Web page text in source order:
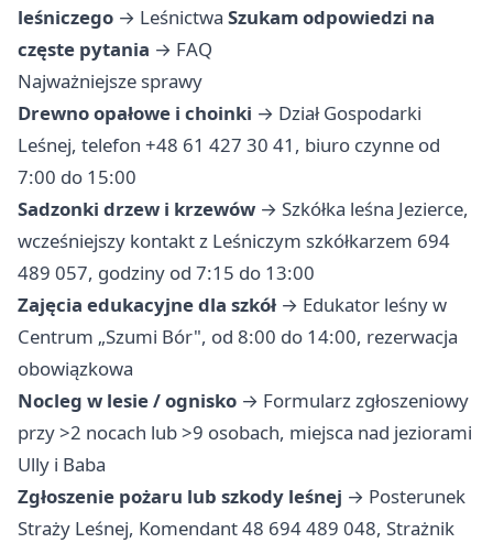
leśniczego → Leśnictwa Szukam odpowiedzi na
częste pytania → FAQ
Najważniejsze sprawy
Drewno opałowe i choinki → Dział Gospodarki
Leśnej, telefon +48 61 427 30 41, biuro czynne od
7:00 do 15:00
Sadzonki drzew i krzewów → Szkółka leśna Jezierce,
wcześniejszy kontakt z Leśniczym szkółkarzem 694
489 057, godziny od 7:15 do 13:00
Zajęcia edukacyjne dla szkół → Edukator leśny w
Centrum „Szumi Bór", od 8:00 do 14:00, rezerwacja
obowiązkowa
Nocleg w lesie / ognisko → Formularz zgłoszeniowy
przy >2 nocach lub >9 osobach, miejsca nad jeziorami
Ully i Baba
Zgłoszenie pożaru lub szkody leśnej → Posterunek
Straży Leśnej, Komendant 48 694 489 048, Strażnik